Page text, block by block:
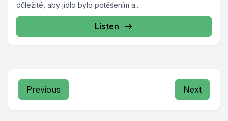
důležité, aby jídlo bylo potěšením a...
Listen
Previous Next